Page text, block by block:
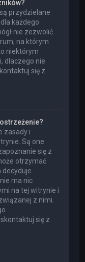
przydzielane
każdego
nie zezwolić
na którym
niektórym
dlaczego nie
się z
zasady i
Są one
się z
otrzymać
decyduje
ma nic
na tej witrynie i
z nimi.
się z